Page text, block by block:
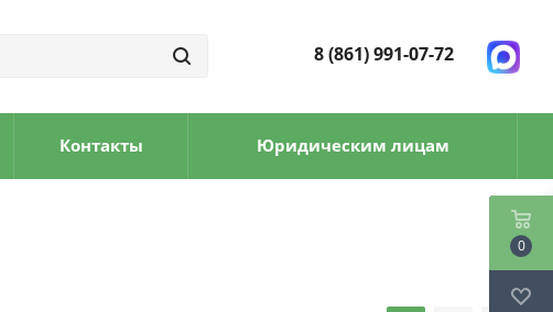
8 (861) 991-07-72
Контакты Юридическим лицам
0